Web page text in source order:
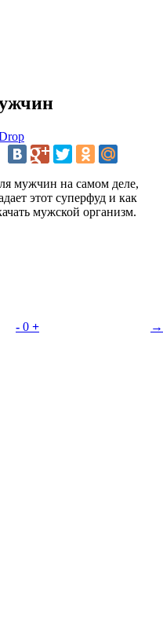
мужчин на самом деле,
этот суперфуд и как
мужской организм.
- 0 +
→